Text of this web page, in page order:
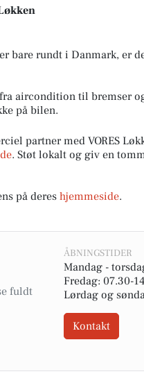
bare rundt i Danmark, er
aircondition til bremser
på bilen.
partner med VORES
. Støt lokalt og giv en
på dereshjemmeside.
ÅBNINGSTIDER
Mandag -
Fredag: 07.30-
Lørdag og
Kontakt
70-
dele
☀️
Åbn